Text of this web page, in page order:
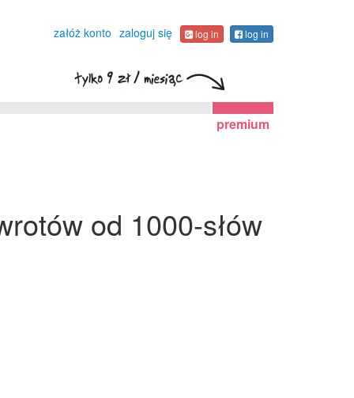
załóż konto zaloguj się log in log in
premium
od 1000-słów